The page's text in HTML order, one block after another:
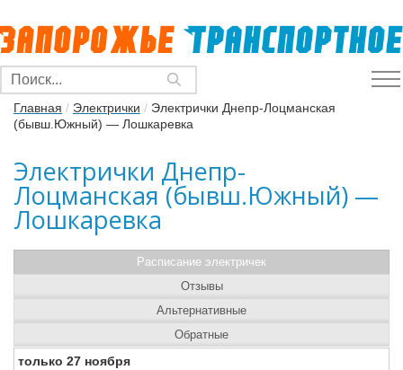
Главная / Электрички / Электрички Днепр-Лоцманская
(бывш.Южный) — Лошкаревка
Электрички Днепр-
Лоцманская (бывш.Южный) —
Лошкаревка
Расписание электричек
только 27 ноября
Отзывы
Альтернативные
Обратные